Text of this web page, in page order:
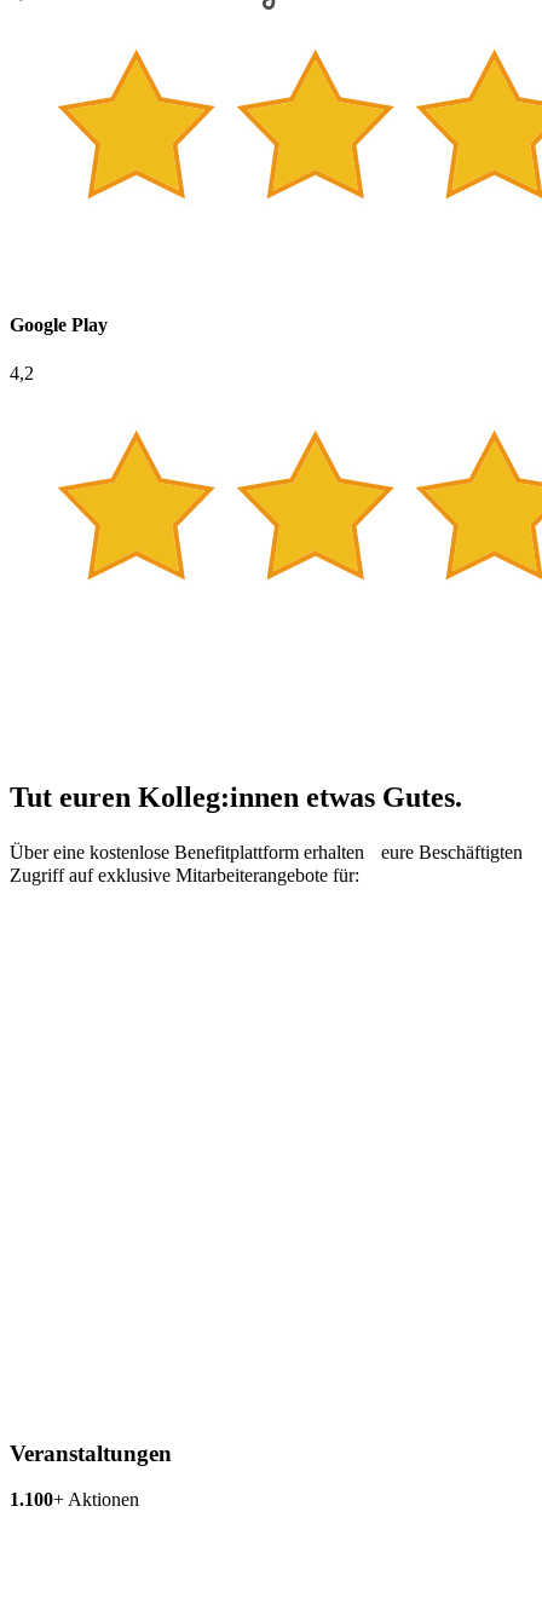
Google Play
4,2
Tut euren Kolleg:innen etwas Gutes.
Über eine kostenlose Benefitplattform erhalten eure Beschäftigten
Zugriff auf exklusive Mitarbeiterangebote für:
Veranstaltungen
1.100+ Aktionen